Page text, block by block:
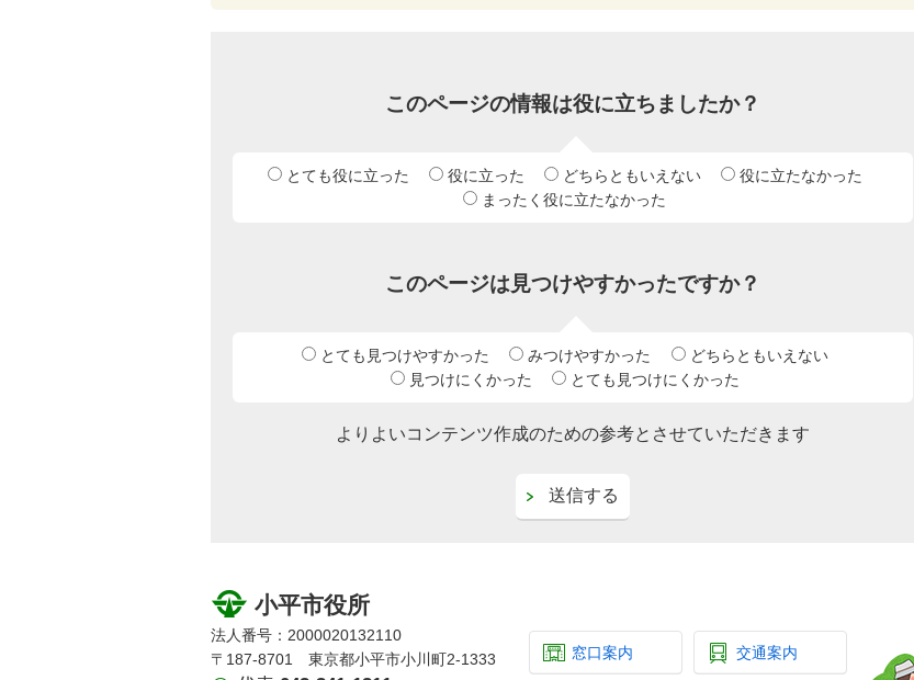
このページの情報は役に立ちましたか？
とても役に立った 役に立った どちらともいえない
役に立たなかった
まったく役に立たなかった
このページは見つけやすかったですか？
とても見つけやすかった みつけやすかった
どちらともいえない
見つけにくかった
とても見つけにくかった
よりよいコンテンツ作成のための参考とさせていただきます
小平市役所
法人番号：2000020132110
〒187-8701 東京都小平市小川町2-1333
窓口案内 交通案内